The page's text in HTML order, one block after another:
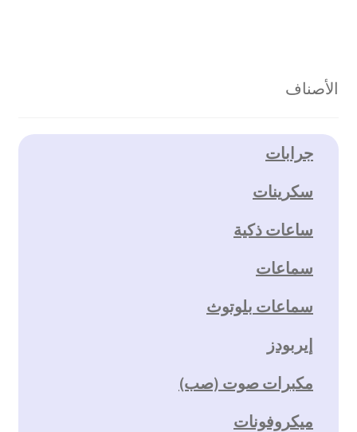
الأصناف
جرابات
سكرينات
ساعات ذكية
سماعات
سماعات بلوتوث
إيربودز
مكبرات صوت (صب)
ميكروفونات